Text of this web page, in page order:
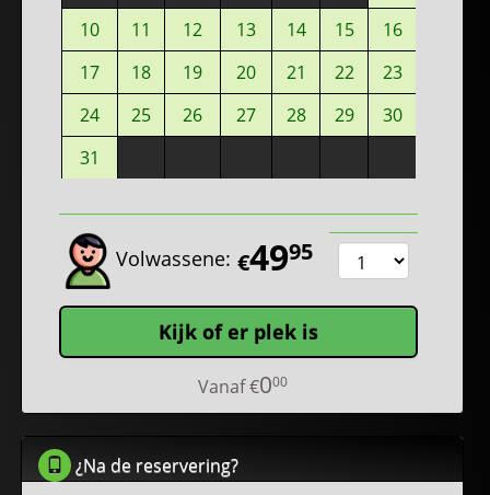
10
11 12 13 14 15
16
17
18 19 20 21 22
23
24
25 26 27 28 29
30
31
Volwassene: €4995
Kijk of er plek is
Vanaf€000
¿Na de reservering?